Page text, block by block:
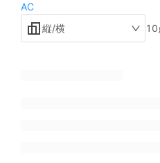
AC
縦/横
10